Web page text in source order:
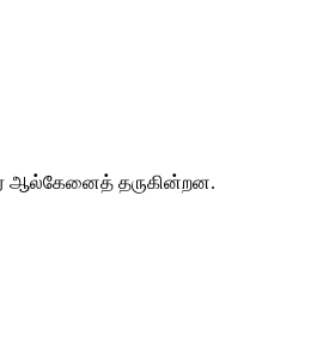
ஆல்கேனைத் தருகின்றன.